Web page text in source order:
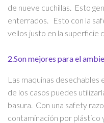
de nueve cuchillas. Esto
enterrados. Esto con la
vellos justo en la superficie
2.Son mejores para el
Las maquinas
de los casos puedes
basura. Con una safety
contaminación por plástico